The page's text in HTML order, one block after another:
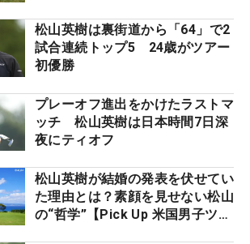
松山英樹は裏街道から「64」で2
試合連続トップ5 24歳がツアー
初優勝
プレーオフ進出をかけたラストマ
ッチ 松山英樹は日本時間7日深
夜にティオフ
松山英樹が結婚の発表を伏せてい
た理由とは？素顔を見せない松山
の“哲学”【Pick Up 米国男子ツア